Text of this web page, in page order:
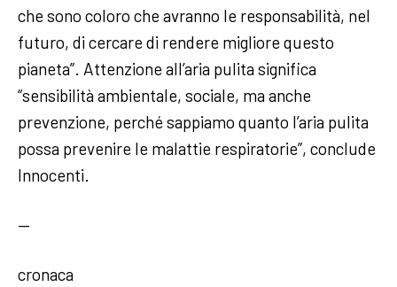
che sono coloro che avranno le responsabilità, nel
futuro, di cercare di rendere migliore questo
pianeta”. Attenzione all’aria pulita significa
“sensibilità ambientale, sociale, ma anche
prevenzione, perché sappiamo quanto l’aria pulita
possa prevenire le malattie respiratorie”, conclude
Innocenti.
—
cronaca